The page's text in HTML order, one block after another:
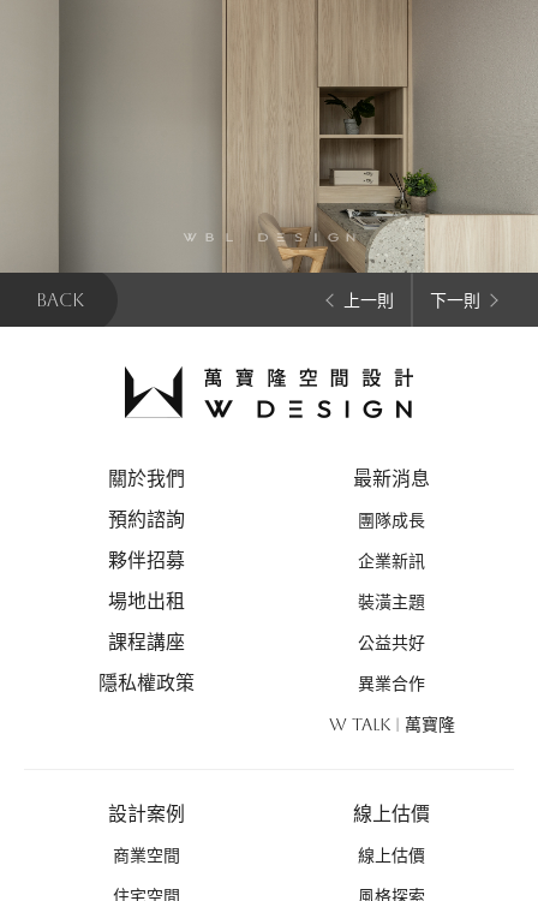
BACK 上一則 下一則
關於我們
預約諮詢
夥伴招募
場地出租
課程講座
隱私權政策
最新消息
團隊成長
企業新訊
裝潢主題
公益共好
異業合作
W TALK | 萬寶隆
設計案例
商業空間
住宅空間
線上估價
線上估價
風格探索